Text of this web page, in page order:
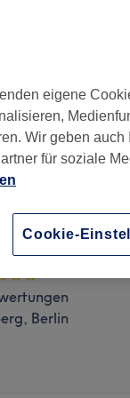
Deluxe
Berlin
eigene
Wir geben
für soziale
Cookie-